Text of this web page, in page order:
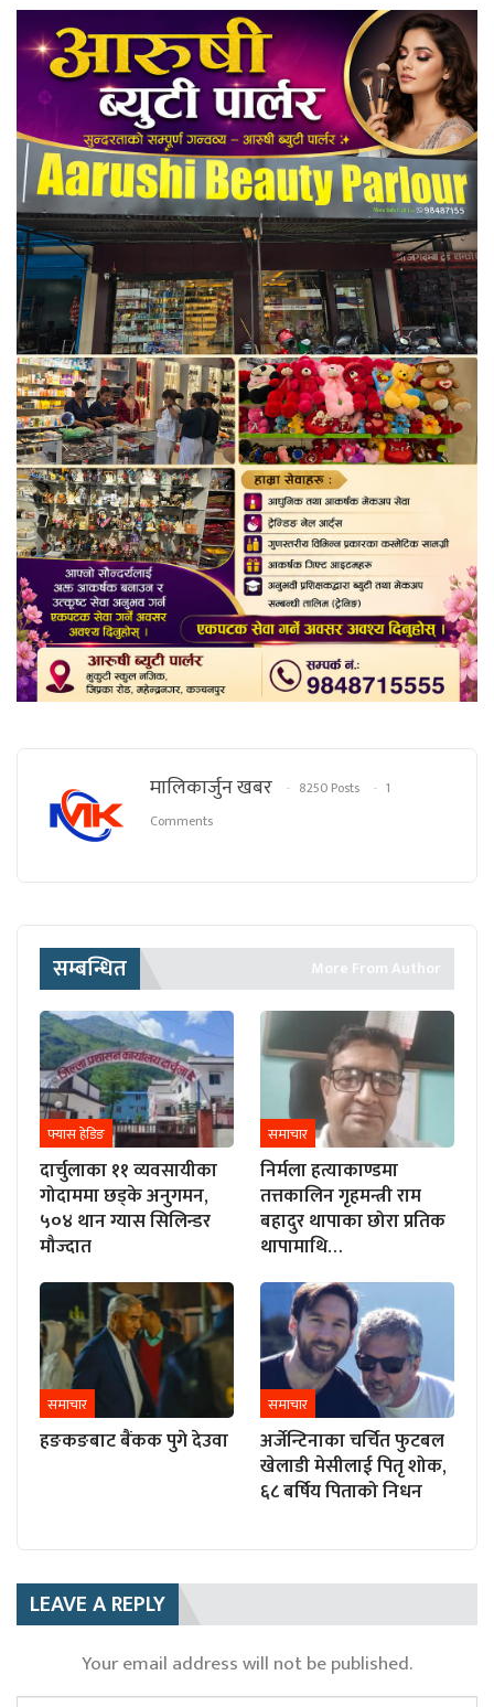
मालिकार्जुन खबर 8250 Posts
1
Comments
सम्बन्धित More From Author
फ्यास हेडिङ
दार्चुलाका ११ व्यवसायीका
गोदाममा छड्के अनुगमन,
५०४ थान ग्यास सिलिन्डर
मौज्दात
समाचार
निर्मला हत्याकाण्डमा
तत्तकालिन गृहमन्त्री राम
बहादुर थापाका छोरा प्रतिक
थापामाथि…
समाचार
हङकङबाट बैंकक पुगे देउवा
समाचार
अर्जेन्टिनाका चर्चित फुटबल
खेलाडी मेसीलाई पितृ शोक,
६८ बर्षिय पिताको निधन
LEAVE A REPLY
Your email address will not be published.